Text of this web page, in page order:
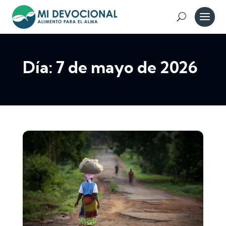
Día: 7 de mayo de 2026